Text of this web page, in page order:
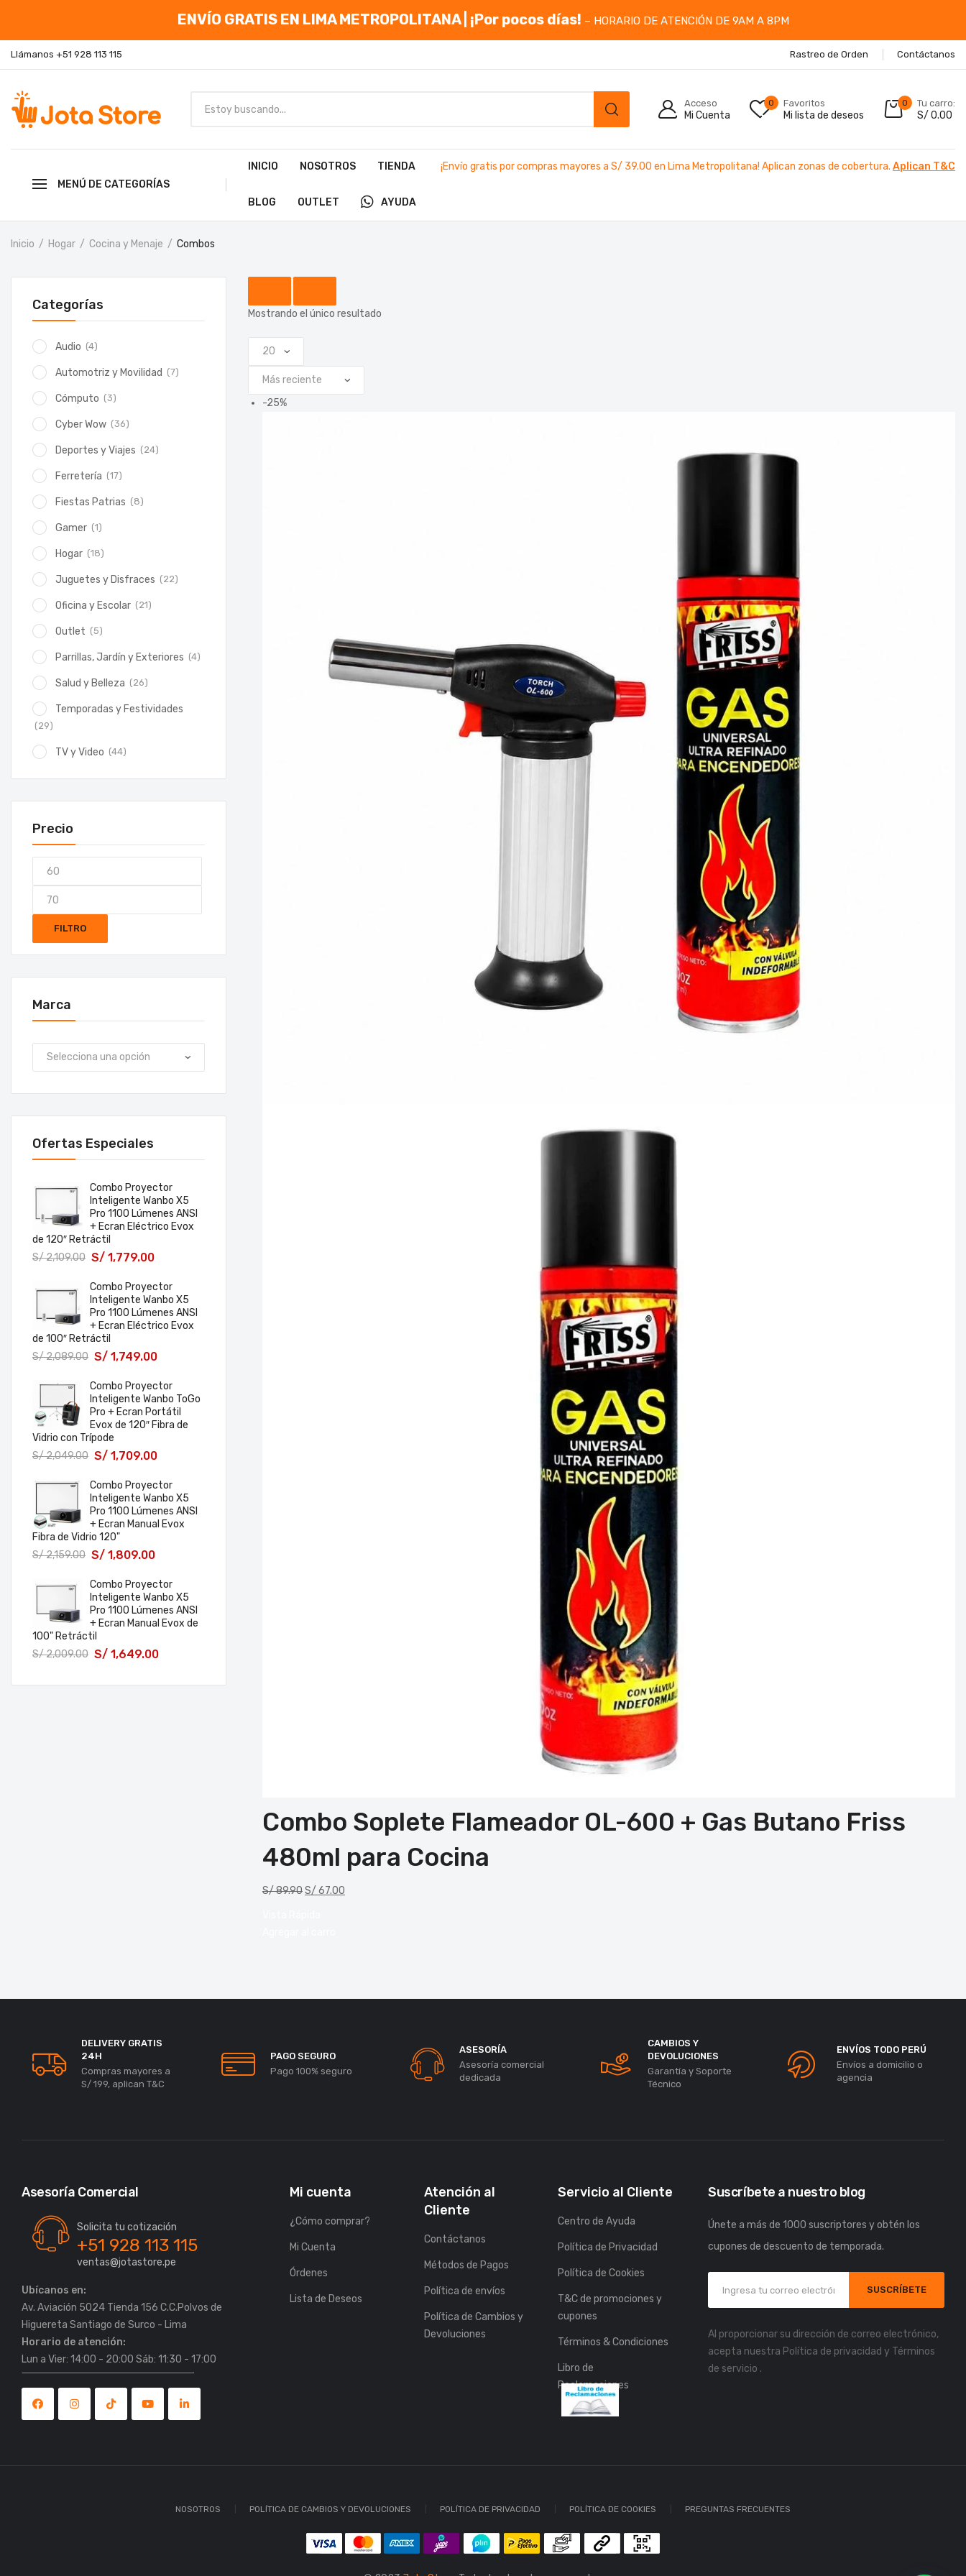
ENVÍO GRATIS EN LIMA METROPOLITANA | ¡Por pocos días! – HORARIO DE ATENCIÓN DE 9AM A 8PM
Llámanos +51 928 113 115 Rastreo de Orden Contáctanos
Acceso
Mi Cuenta
0 Favoritos
Mi lista de deseos
0 Tu carro:
S/ 0.00
MENÚ DE CATEGORÍAS
INICIO NOSOTROS TIENDA
BLOG OUTLET AYUDA
¡Envío gratis por compras mayores a S/ 39.00 en Lima Metropolitana! Aplican zonas de cobertura. Aplican T&C
Inicio Hogar Cocina y Menaje Combos
Mostrando el único resultado
-25%
Combo Soplete Flameador OL-600 + Gas Butano Friss
480ml para Cocina
S/89.90S/ 67.00
Categorías
Audio (4)
Automotriz y Movilidad (7)
Cómputo (3)
Cyber Wow (36)
Deportes y Viajes (24)
Ferretería (17)
Fiestas Patrias (8)
Gamer (1)
Hogar (18)
Juguetes y Disfraces (22)
Oficina y Escolar (21)
Outlet (5)
Parrillas, Jardín y Exteriores (4)
Salud y Belleza (26)
Temporadas y Festividades
(29)
TV y Video (44)
Precio
FILTRO
Marca
Ofertas Especiales
Combo Proyector
Inteligente Wanbo X5
Pro 1100 Lúmenes ANSI
+ Ecran Eléctrico Evox
de 120″ Retráctil
S/2,109.00 S/ 1,779.00
Combo Proyector
Inteligente Wanbo X5
Pro 1100 Lúmenes ANSI
+ Ecran Eléctrico Evox
de 100″ Retráctil
S/2,089.00 S/ 1,749.00
Combo Proyector
Inteligente Wanbo ToGo
Pro + Ecran Portátil
Evox de 120″ Fibra de
Vidrio con Trípode
S/2,049.00 S/ 1,709.00
Combo Proyector
Inteligente Wanbo X5
Pro 1100 Lúmenes ANSI
+ Ecran Manual Evox
Fibra de Vidrio 120"
S/2,159.00 S/ 1,809.00
Combo Proyector
Inteligente Wanbo X5
Pro 1100 Lúmenes ANSI
+ Ecran Manual Evox de
100" Retráctil
S/2,009.00 S/ 1,649.00
DELIVERY GRATIS
24H
Compras mayores a
S/ 199, aplican T&C
PAGO SEGURO
Pago 100% seguro
ASESORÍA
Asesoría comercial
dedicada
CAMBIOS Y
DEVOLUCIONES
Garantía y Soporte
Técnico
ENVÍOS TODO PERÚ
Envíos a domicilio o
agencia
Asesoría Comercial
Solicita tu cotización
+51 928 113 115
ventas@jotastore.pe
Ubícanos en:
Av. Aviación 5024 Tienda 156 C.C.Polvos de
Horario de atención:
Lun a Vier: 14:00 - 20:00 Sáb: 11:30 - 17:00
Mi cuenta
¿Cómo comprar?
Mi Cuenta
Órdenes
Lista de Deseos
Atención al
Cliente
Contáctanos
Métodos de Pagos
Política de envíos
Política de Cambios y
Devoluciones
Servicio al Cliente
Centro de Ayuda
Política de Privacidad
Política de Cookies
T&C de promociones y
cupones
Términos & Condiciones
Libro de
Reclamaciones
Suscríbete a nuestro blog
Únete a más de 1000 suscriptores y obtén los
cupones de descuento de temporada.
SUSCRÍBETE
Al proporcionar su dirección de correo electrónico,
acepta nuestra Política de privacidad y Términos
de servicio .
NOSOTROS POLÍTICA DE CAMBIOS Y DEVOLUCIONES POLÍTICA DE PRIVACIDAD POLÍTICA DE COOKIES PREGUNTAS FRECUENTES